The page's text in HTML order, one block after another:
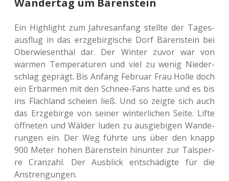
Ein High­light zum Jah­res­an­fang stell­te der Tages­
aus­flug in das erz­ge­bir­gi­sche Dorf Bären­stein bei
Ober­wie­sen­thal dar. Der Winter zuvor war von
warmen Tem­pe­ra­tu­ren und viel zu wenig Nie­der­
schlag geprägt. Bis Anfang Febru­ar Frau Holle doch
ein Erbar­men mit den Schnee-Fans hatte und es bis
ins Flach­land schei­en ließ. Und so zeigte sich auch
das Erz­ge­bir­ge von seiner win­ter­li­chen Seite. Lifte
öff­ne­ten und Wälder luden zu aus­gie­bi­gen Wan­de­
run­gen ein. Der Weg führte uns über den knapp
900 Meter hohen Bären­stein hin­un­ter zur Tal­sper­
re Cran­zahl. Der Aus­blick ent­schä­dig­te für die
Anstrengungen.